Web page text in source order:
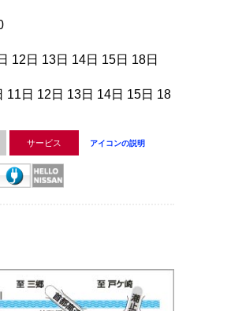
12日 13日 14日 15日 18日
11日 12日 13日 14日 15日 18
サービス アイコンの説明